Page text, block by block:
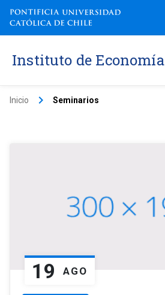
Instituto de Economía
Inicio keyboard_arrow_right Seminarios
19 AGO